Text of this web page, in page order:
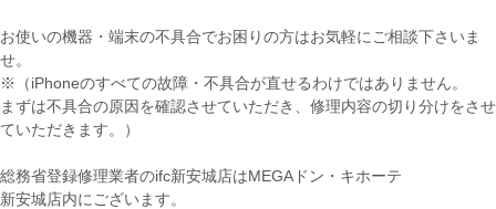
お使いの機器・端末の不具合でお困りの方はお気軽にご相談下さいま
せ。
※（iPhoneのすべての故障・不具合が直せるわけではありません。
まずは不具合の原因を確認させていただき、修理内容の切り分けをさせ
ていただきます。）
総務省登録修理業者のifc新安城店はMEGAドン・キホーテ
新安城店内にございます。